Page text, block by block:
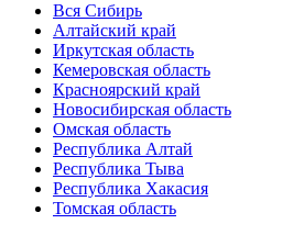
Вся Сибирь
Алтайский край
Иркутская область
Кемеровская область
Красноярский край
Новосибирская область
Омская область
Республика Алтай
Республика Тыва
Республика Хакасия
Томская область